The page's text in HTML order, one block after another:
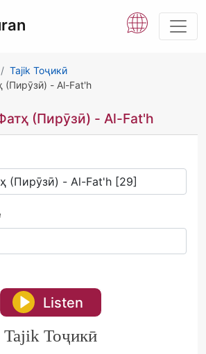
Tajik Тоҷикӣ
(Пирӯзӣ) - Al-Fat'h
(Пирӯзӣ) - Al-Fat'h
Listen
Tajik Тоҷикӣ